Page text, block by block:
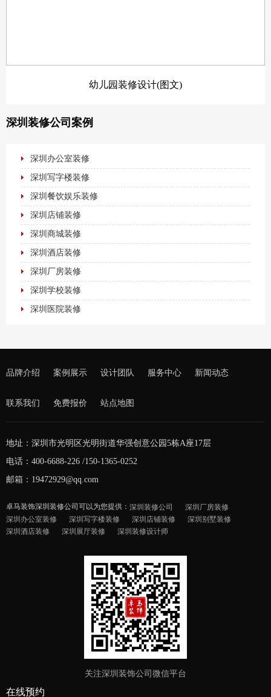
幼儿园装修设计(图文)
深圳装修公司案例
深圳办公室装修
深圳写字楼装修
深圳餐饮娱乐装修
深圳店铺装修
深圳商城装修
深圳酒店装修
深圳厂房装修
深圳学校装修
深圳医院装修
品牌介绍 案例展示 设计团队 服务中心 新闻动态
联系我们 免费报价 站点地图
地址：深圳市光明区光明街道华强创意公园5栋A座17层
电话：400-6688-226 /150-1365-0252
邮箱：19472929@qq.com
卓马装饰深圳装修公司可以为您提供： 深圳装修公司
深圳厂房装修
深圳办公室装修
深圳写字楼装修 深圳店铺装修
深圳别墅装修
深圳酒店装修
深圳展厅装修 深圳装修设计师
关注深圳装饰公司微信平台
在线预约